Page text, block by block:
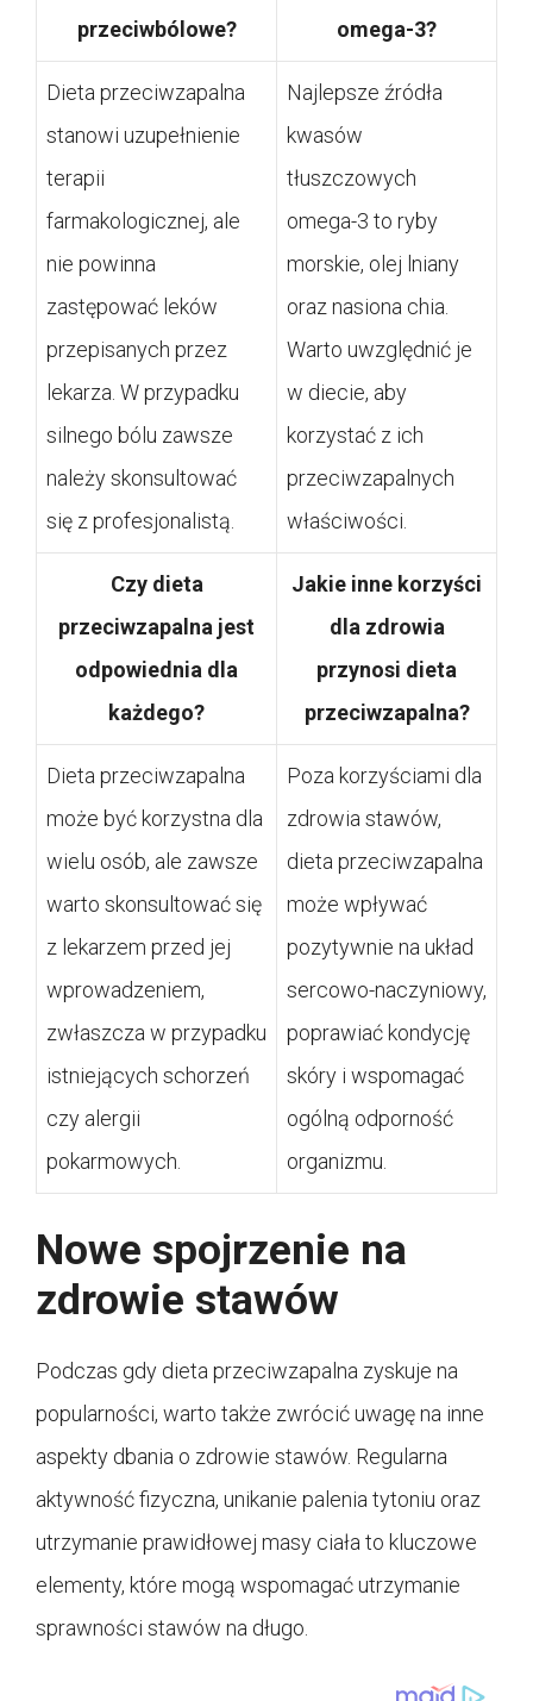
przeciwbólowe?
omega-3?
Dieta przeciwzapalna
stanowi uzupełnienie
terapii
farmakologicznej, ale
nie powinna
zastępować leków
przepisanych przez
lekarza. W przypadku
silnego bólu zawsze
należy skonsultować
się z profesjonalistą.
Najlepsze źródła
kwasów
tłuszczowych
omega-3 to ryby
morskie, olej lniany
oraz nasiona chia.
Warto uwzględnić je
w diecie, aby
korzystać z ich
przeciwzapalnych
właściwości.
Czy dieta
przeciwzapalna jest
odpowiednia dla
każdego?
Jakie inne korzyści
dla zdrowia
przynosi dieta
przeciwzapalna?
Dieta przeciwzapalna
może być korzystna dla
wielu osób, ale zawsze
warto skonsultować się
z lekarzem przed jej
wprowadzeniem,
zwłaszcza w przypadku
istniejących schorzeń
czy alergii
pokarmowych.
Poza korzyściami dla
zdrowia stawów,
dieta przeciwzapalna
może wpływać
pozytywnie na układ
sercowo-naczyniowy,
poprawiać kondycję
skóry i wspomagać
ogólną odporność
organizmu.
Nowe spojrzenie na
zdrowie stawów
Podczas gdy dieta przeciwzapalna zyskuje na
popularności, warto także zwrócić uwagę na inne
aspekty dbania o zdrowie stawów. Regularna
aktywność fizyczna, unikanie palenia tytoniu oraz
utrzymanie prawidłowej masy ciała to kluczowe
elementy, które mogą wspomagać utrzymanie
sprawności stawów na długo.